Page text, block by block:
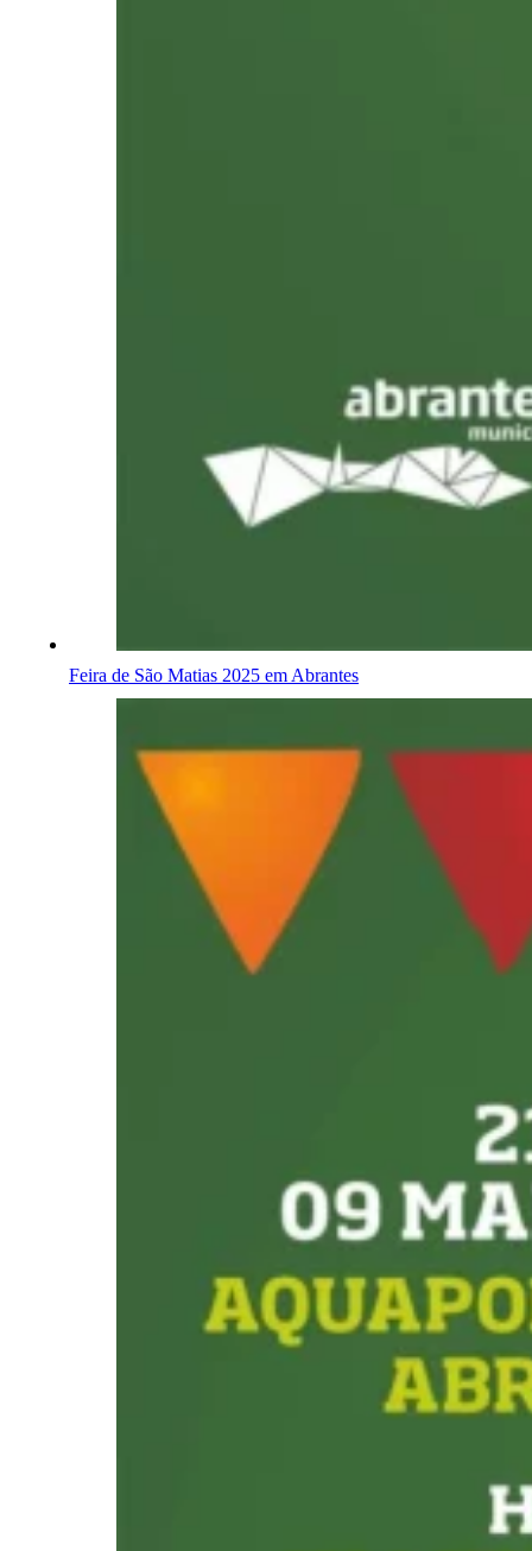
Feira de São Matias 2025 em Abrantes